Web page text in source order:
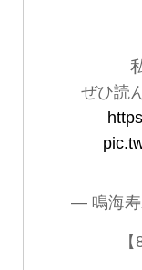
ぜひ読
— 鳴海寿